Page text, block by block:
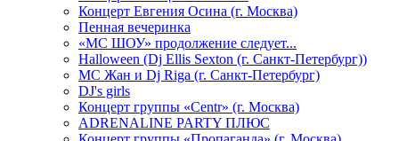
Концерт Евгения Осина (г. Москва)
Пенная вечеринка
«МС ШОУ» продолжение следует...
Halloween (Dj Ellis Sexton (г. Санкт-Петербург))
МС Жан и Dj Riga (г. Санкт-Петербург)
DJ's girls
Концерт группы «Centr» (г. Москва)
ADRENALINE PARTY ПЛЮС